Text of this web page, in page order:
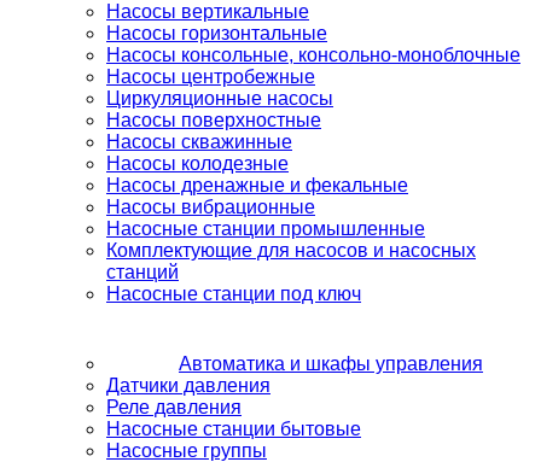
Насосы вертикальные
Насосы горизонтальные
Насосы консольные, консольно-моноблочные
Насосы центробежные
Циркуляционные насосы
Насосы поверхностные
Насосы скважинные
Насосы колодезные
Насосы дренажные и фекальные
Насосы вибрационные
Насосные станции промышленные
Комплектующие для насосов и насосных
станций
Насосные станции под ключ
Автоматика и шкафы управления
Датчики давления
Реле давления
Насосные станции бытовые
Насосные группы